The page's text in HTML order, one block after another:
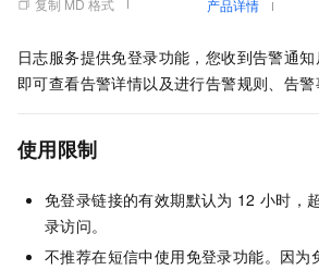
复制 MD 格式
产品详情
日志服务提供免登录功能，您收到告警通
即可查看告警详情以及进行告警规则、告警
使用限制
免登录链接的有效期默认为 12 小时，
录访问。
不推荐在短信中使用免登录功能。因为